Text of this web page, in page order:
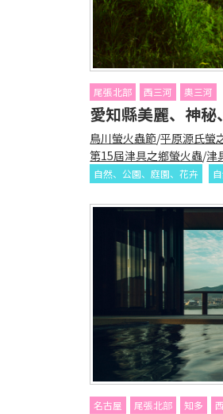
尾張北部 西三河 奧三河
愛知縣美麗、神秘
鳥川螢火蟲節/平原源氏螢
第15屆津具之鄉螢火蟲/津
自然、公園、庭園、花卉
名古屋 尾張北部 知多